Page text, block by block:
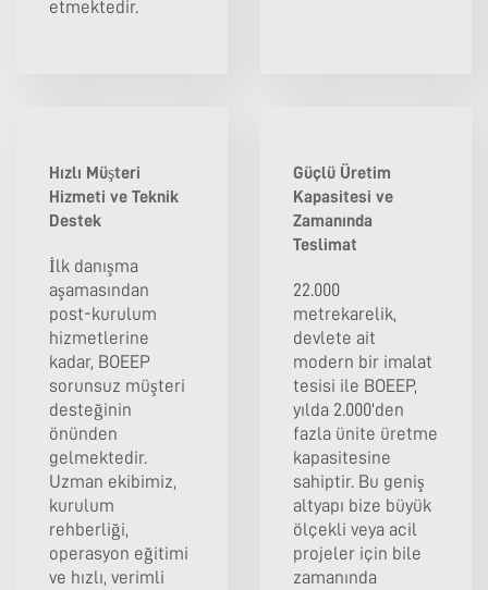
etmektedir.
Hızlı Müşteri
Hizmeti ve Teknik
Destek
İlk danışma
aşamasından
post-kurulum
hizmetlerine
kadar, BOEEP
sorunsuz müşteri
desteğinin
önünden
gelmektedir.
Uzman ekibimiz,
kurulum
rehberliği,
operasyon eğitimi
ve hızlı, verimli
Güçlü Üretim
Kapasitesi ve
Zamanında
Teslimat
22.000
metrekarelik,
devlete ait
modern bir imalat
tesisi ile BOEEP,
yılda 2.000'den
fazla ünite üretme
kapasitesine
sahiptir. Bu geniş
altyapı bize büyük
ölçekli veya acil
projeler için bile
zamanında